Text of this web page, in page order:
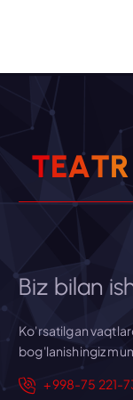
TEATR
Biz bilan
Ko'rsatilgan
bog'lanishingiz
+998-75 221-